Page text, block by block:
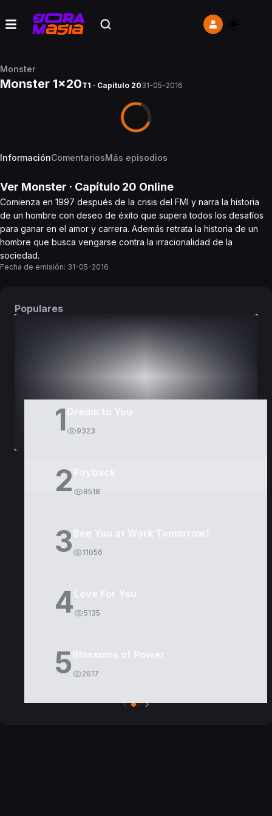
Monster
Monster 1x20T1 · Capítulo 2031-05-2016
InformaciónComentariosMás episodios
Ver Monster · Capítulo 20 Online
Comienza en 1997 después de la crisis del FMI y narra la historia
de un hombre con deseo de éxito que supera todos los desafíos
para ganar en el amor y carrera. Además retrata la historia de un
hombre que busca vengarse contra la irracionalidad de la
sociedad.
Fecha de emisión: 31-05-2016
Populares
1 9323
2 8518
3See You at Work Tomorrow!
11056
4Love For You
5135
5Blossoms of Power
2617